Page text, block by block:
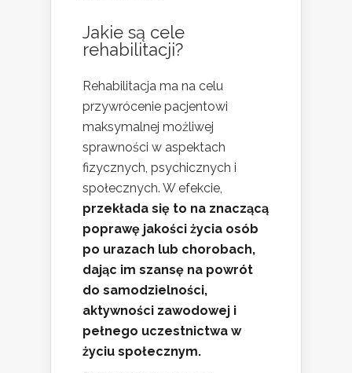
Jakie są cele
rehabilitacji?
Rehabilitacja ma na celu
przywrócenie pacjentowi
maksymalnej możliwej
sprawności w aspektach
fizycznych, psychicznych i
społecznych. W efekcie,
przekłada się to na znaczącą
poprawę jakości życia osób
po urazach lub chorobach,
dając im szansę na powrót
do samodzielności,
aktywności zawodowej i
pełnego uczestnictwa w
życiu społecznym.